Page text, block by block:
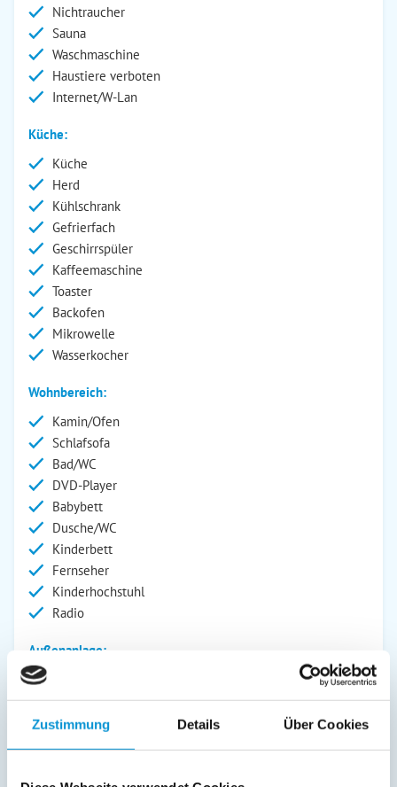
Zustimmung Details Über Cookies
Nichtraucher
Sauna
Waschmaschine
Haustiere verboten
Internet/W-Lan
Küche:
Küche
Herd
Kühlschrank
Gefrierfach
Geschirrspüler
Kaffeemaschine
Toaster
Backofen
Mikrowelle
Wasserkocher
Wohnbereich:
Kamin/Ofen
Schlafsofa
Bad/WC
DVD-Player
Babybett
Dusche/WC
Kinderbett
Fernseher
Kinderhochstuhl
Radio
Außenanlage:
Grill
Gartenstühle